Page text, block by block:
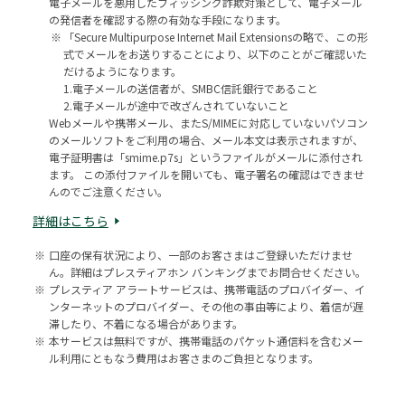
の発信者を確認する際の有効な手段になります。
※
「Secure Multipurpose Internet Mail Extensionsの略で、この形
式でメールをお送りすることにより、以下のことがご確認いた
だけるようになります。
1.電子メールの送信者が、SMBC信託銀行であること
2.電子メールが途中で改ざんされていないこと
Webメールや携帯メール、またS/MIMEに対応していないパソコン
のメールソフトをご利用の場合、メール本文は表示されますが、
電子証明書は「smime.p7s」というファイルがメールに添付され
ます。 この添付ファイルを開いても、電子署名の確認はできませ
んのでご注意ください。
詳細はこちら
※ 口座の保有状況により、一部のお客さまはご登録いただけませ
ん。詳細はプレスティアホン バンキングまでお問合せください。
※ プレスティア アラートサービスは、携帯電話のプロバイダー、イ
ンターネットのプロバイダー、その他の事由等により、着信が遅
滞したり、不着になる場合があります。
※ 本サービスは無料ですが、携帯電話のパケット通信料を含むメー
ル利用にともなう費用はお客さまのご負担となります。